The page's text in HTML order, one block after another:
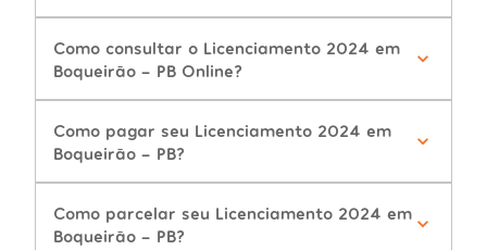
Como consultar o Licenciamento 2024 em
Boqueirão - PB Online?
Como pagar seu Licenciamento 2024 em
Boqueirão - PB?
Como parcelar seu Licenciamento 2024 em
Boqueirão - PB?